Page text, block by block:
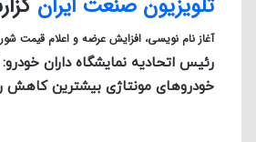
تلویزیون صنعت ایران
آغاز نام نویسی، افزایش عرضه و اعلام قیمت
رئیس اتحادیه نمایشگاه داران
خودروهای مونتاژی بیشترین کاهش